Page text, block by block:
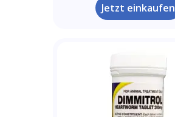
Jetzt einkaufen